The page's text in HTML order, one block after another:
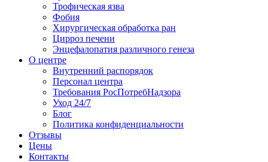
Трофическая язва
Фобия
Хирургическая обработка ран
Цирроз печени
Энцефалопатия различного генеза
О центре
Внутренний распорядок
Персонал центра
Требования РосПотребНадзора
Уход 24/7
Блог
Политика конфиденциальности
Отзывы
Цены
Контакты